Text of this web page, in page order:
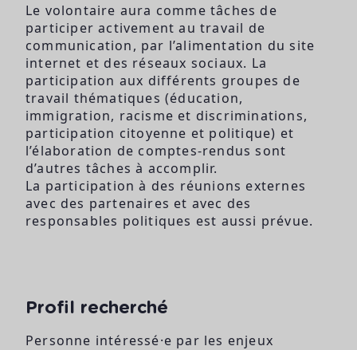
Le volontaire aura comme tâches de
participer activement au travail de
communication, par l’alimentation du site
internet et des réseaux sociaux. La
participation aux différents groupes de
travail thématiques (éducation,
immigration, racisme et discriminations,
participation citoyenne et politique) et
l’élaboration de comptes-rendus sont
d’autres tâches à accomplir.
La participation à des réunions externes
avec des partenaires et avec des
responsables politiques est aussi prévue.
Profil recherché
Personne intéressé·e par les enjeux